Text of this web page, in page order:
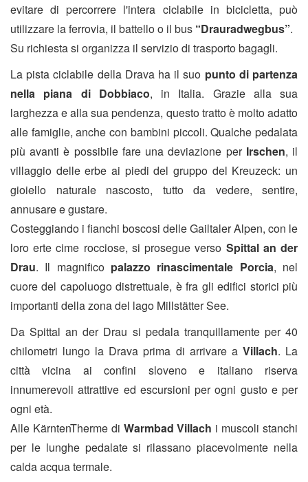
evitare di percorrere l'intera ciclabile in bicicletta, può
utilizzare la ferrovia, il battello o il bus “Drauradwegbus”.
Su richiesta si organizza il servizio di trasporto bagagli.
La pista ciclabile della Drava ha il suo punto di partenza
nella piana di Dobbiaco, in Italia. Grazie alla sua
larghezza e alla sua pendenza, questo tratto è molto adatto
alle famiglie, anche con bambini piccoli. Qualche pedalata
più avanti è possibile fare una deviazione per Irschen, il
villaggio delle erbe ai piedi del gruppo del Kreuzeck: un
gioiello naturale nascosto, tutto da vedere, sentire,
annusare e gustare.
Costeggiando i fianchi boscosi delle Gailtaler Alpen, con le
loro erte cime rocciose, si prosegue verso Spittal an der
Drau. Il magnifico palazzo rinascimentale Porcia, nel
cuore del capoluogo distrettuale, è fra gli edifici storici più
importanti della zona del lago Millstätter See.
Da Spittal an der Drau si pedala tranquillamente per 40
chilometri lungo la Drava prima di arrivare a Villach. La
città vicina ai confini sloveno e italiano riserva
innumerevoli attrattive ed escursioni per ogni gusto e per
ogni età.
Alle KärntenTherme di Warmbad Villach i muscoli stanchi
per le lunghe pedalate si rilassano piacevolmente nella
calda acqua termale.